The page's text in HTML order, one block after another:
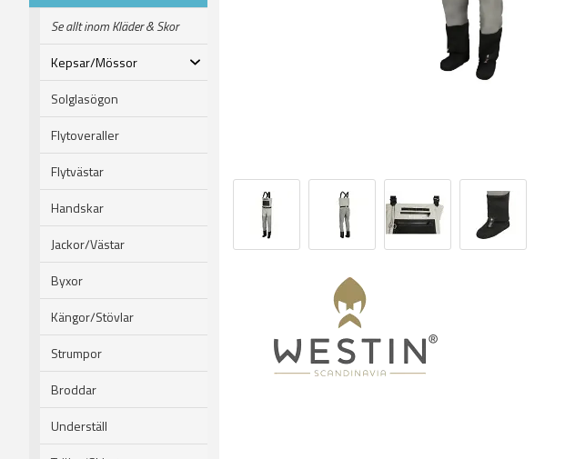
Se allt inom Kläder & Skor
Kepsar/Mössor
Solglasögon
Flytoveraller
Flytvästar
Handskar
Jackor/Västar
Byxor
Kängor/Stövlar
Strumpor
Broddar
Underställ